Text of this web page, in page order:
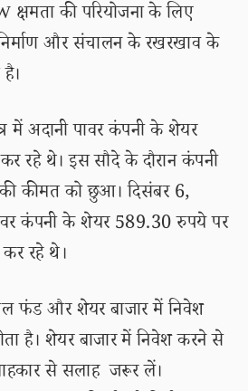
की परियोजना के लिए
और संचालन के रखरखाव के
में अदानी पावर कंपनी के शेयर
रहे थे। इस सौदे के दौरान कंपनी
कीमत को छुआ। दिसंबर 6,
कंपनी के शेयर 589.30 रुपये पर
रहे थे।
फंड और शेयर बाजार में निवेश
है। शेयर बाजार में निवेश करने से
से सलाह जरूर लें।